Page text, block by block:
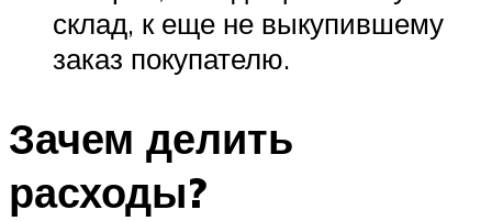
склад, к еще не выкупившему
заказ покупателю.
Зачем делить
расходы?